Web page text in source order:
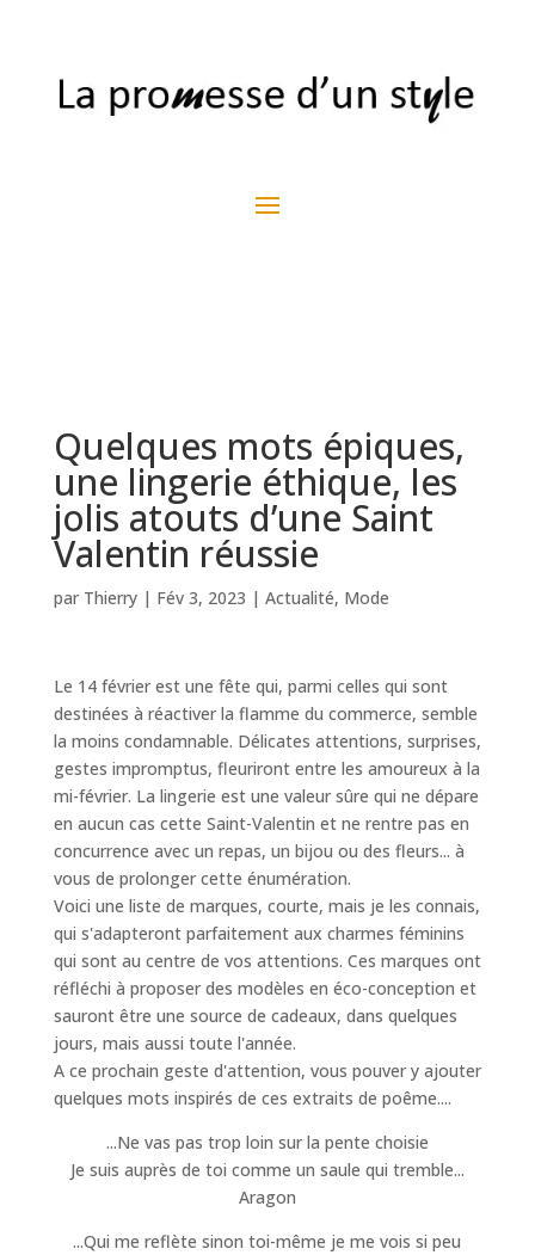
Quelques mots épiques,
une lingerie éthique, les
jolis atouts d’une Saint
Valentin réussie
par Thierry| Fév 3, 2023 | Actualité, Mode
Le 14 février est une fête qui, parmi celles qui sont
destinées à réactiver la flamme du commerce, semble
la moins condamnable. Délicates attentions, surprises,
gestes impromptus, fleuriront entre les amoureux à la
mi-février. La lingerie est une valeur sûre qui ne dépare
en aucun cas cette Saint-Valentin et ne rentre pas en
concurrence avec un repas, un bijou ou des fleurs... à
vous de prolonger cette énumération.
Voici une liste de marques, courte, mais je les connais,
qui s'adapteront parfaitement aux charmes féminins
qui sont au centre de vos attentions. Ces marques ont
réfléchi à proposer des modèles en éco-conception et
sauront être une source de cadeaux, dans quelques
jours, mais aussi toute l'année.
A ce prochain geste d'attention, vous pouver y ajouter
quelques mots inspirés de ces extraits de poême....
...Ne vas pas trop loin sur la pente choisie
Je suis auprès de toi comme un saule qui tremble...
Aragon
...Qui me reflète sinon toi-même je me vois si peu